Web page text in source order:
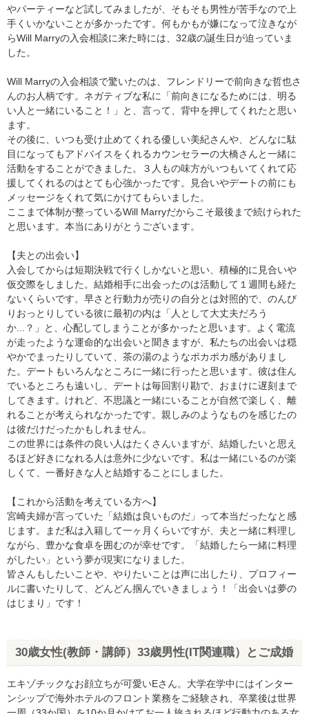
やパーティーなど試してみましたが、そもそも男性が苦手なので上
手くいかないことが多かったです。何もかもが嫌になって泣きなが
らWill Marryの入会相談に来た時には、32歳の誕生日が迫っていま
した。
Will Marryの入会相談で驚いたのは、フレンドリーで前向きな哲也さ
んのお人柄です。ネガティブな私に「前向きになるためには、明る
い人と一緒にいること！」と、言って、背中を押してくれたと思い
ます。
その後に、いつも受け止めてくれる優しい美紀さんや、どんなに駄
目になってもアドバイスをくれるカウンセラーの大橋さんと一緒に
活動をすることができました。３人もの味方がいつもいてくれて応
援してくれるのはとても心強かったです。見合いやデートの前にも
メッセージをくれて気にかけてもらいました。
ここまで体制が整っているWill Marryだからこそ最後まで続けられた
と思います。本当にありがとうございます。
【夫との出会い】
入会してからは短期決戦で行くしかないと思い、積極的に見合いや
仮交際をしました。結婚相手に出会ったのは活動して１週間も経た
ないくらいです。早さと行動力が売りの自分とは対照的で、のんび
りおっとりしている彼に最初の内は「人として大丈夫だろう
か...？」と、心配してしまうことが多かったと思います。よく電流
が走ったような運命的な出会いと聞きますが、私たちの出会いは穏
やかでまったりしていて、茶の湯のようなポカポカ感がありまし
た。デートもいろんなところに一緒に行ったと思います。彼は住ん
でいるところも遠いし、デートは毎回割り勘で、おまけに遅刻まで
してきます。けれど、不思議と一緒にいることが自然で楽しく、離
れることが考えられなかったです。親しみのようなものを感じたの
は彼だけだったかもしれません。
この世界には条件の良い人はたくさんいますが、結婚したいと思え
るほど好きになれる人は意外に少ないです。私は一緒にいるのが楽
しくて、一番好きな人と結婚することにしました。
【これから活動を考えている方へ】
宮崎夫婦が言っていた「結婚は良いものだ」って本当だったなと感
じます。まだ私は入籍して一ヶ月くらいですが、夫と一緒に料理し
ながら、豊かな食卓を囲むのが幸せです。「結婚したら一緒に料理
がしたい」という夢が現実になりました。
皆さんもしたいことや、やりたいことは声に出したり、プロフィー
ルに書いたりして、どんどん掴んでいきましょう！「出会いは夢の
はじまり」です！
30歳女性(教師・講師）33歳男性(IT関連職）とご成婚
エキゾチックなお顔立ちが可愛いEさん。大学在学中にはインター
ンシップで海外ホテルのフロント業務をご経験され、卒業後は世界